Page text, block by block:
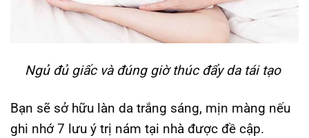
Ngủ đủ giấc và đúng giờ thúc đẩy da tái tạo
Bạn sẽ sở hữu làn da trắng sáng, mịn màng nếu
ghi nhớ 7 lưu ý trị nám tại nhà được đề cập.